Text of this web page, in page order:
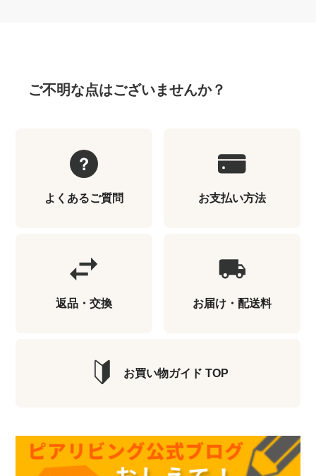
ご不明な点はございませんか？
よくあるご質問 お支払い方法
返品・交換 お届け・配送料
お買い物ガイド TOP